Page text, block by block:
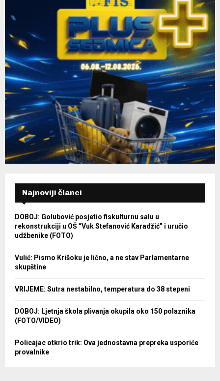
Najnoviji članci
DOBOJ: Golubović posjetio fiskulturnu salu u
rekonstrukciji u OŠ “Vuk Stefanović Karadžić” i uručio
udžbenike (FOTO)
Vulić: Pismo Krišoku je lično, a ne stav Parlamentarne
skupštine
VRIJEME: Sutra nestabilno, temperatura do 38 stepeni
DOBOJ: Ljetnja škola plivanja okupila oko 150 polaznika
(FOTO/VIDEO)
Policajac otkrio trik: Ova jednostavna prepreka usporiće
provalnike